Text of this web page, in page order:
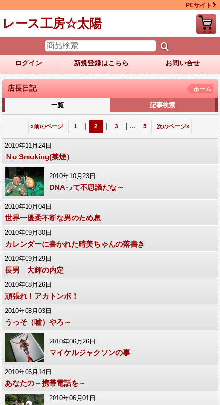
PCサイト
レース工房☆太陽
ログイン 新規登録はこちら お問い合せ
店長日記 ホーム
一覧 記事検索
«前のページ 1 | 2 | 3 | ... 5 次のページ»
2010年11月24日
Ｎo Smoking(禁煙）
2010年10月23日
DNAって不思議だな～
2010年10月04日
世界一優柔不断な男のため息
2010年09月30日
カレンダーに書かれた晴美ちゃんの落書き
2010年09月29日
長男 大輝の内定
2010年08月26日
頑張れ！アカトンボ！
2010年08月03日
うっそ（嘘）やろ～
2010年06月26日
マイケルジャクソンの事
2010年06月14日
あなたの～携帯電話を～
2010年06月01日